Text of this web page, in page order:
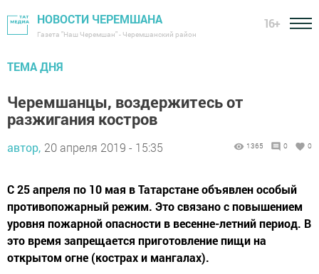
НОВОСТИ ЧЕРЕМШАНА
Газета "Наш Черемшан" - Черемшанский район
16+
ТЕМА ДНЯ
Черемшанцы, воздержитесь от
разжигания костров
автор, 20 апреля 2019 - 15:35 1365 0 0
С 25 апреля по 10 мая в Татарстане объявлен особый
противопожарный режим. Это связано с повышением
уровня пожарной опасности в весенне-летний период. В
это время запрещается приготовление пищи на
открытом огне (кострах и мангалах).